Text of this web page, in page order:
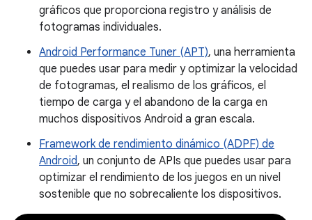
gráficos que proporciona registro y análisis de
fotogramas individuales.
Android Performance Tuner (APT), una herramienta
que puedes usar para medir y optimizar la velocidad
de fotogramas, el realismo de los gráficos, el
tiempo de carga y el abandono de la carga en
muchos dispositivos Android a gran escala.
Framework de rendimiento dinámico (ADPF) de
Android, un conjunto de APIs que puedes usar para
optimizar el rendimiento de los juegos en un nivel
sostenible que no sobrecaliente los dispositivos.